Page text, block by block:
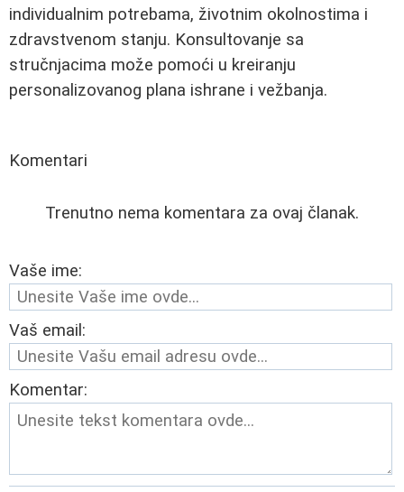
individualnim potrebama, životnim okolnostima i
zdravstvenom stanju. Konsultovanje sa
stručnjacima može pomoći u kreiranju
personalizovanog plana ishrane i vežbanja.
Komentari
Trenutno nema komentara za ovaj članak.
Vaše ime:
Vaš email:
Komentar: